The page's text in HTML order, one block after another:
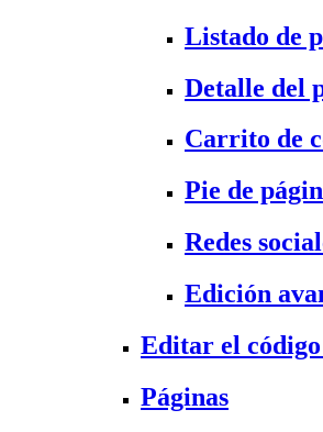
Listado de
Detalle del
Carrito de
Pie de
Redes
Edición
Editar el código
Páginas